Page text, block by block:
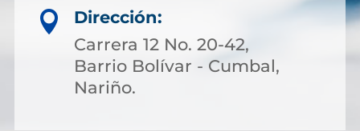

Dirección:
Carrera 12 No. 20-42,
Barrio Bolívar - Cumbal,
Nariño.